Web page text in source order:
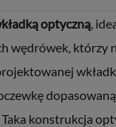
optyczną,
wędrówek, którzy
konstrukcja